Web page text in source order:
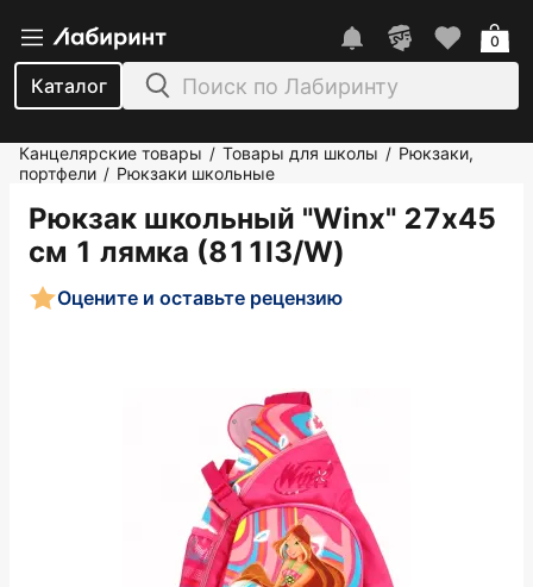
Каталог
0
Канцелярские товары / Товары для школы / Рюкзаки,
портфели / Рюкзаки школьные
Рюкзак школьный "Winx" 27х45
см 1 лямка (811I3/W)
Оцените и оставьте рецензию